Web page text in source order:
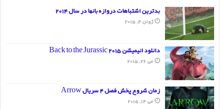
بدترین اشتباهات دروازه بانها در سال 2014
ژوئن 4, 2015
دانلود انیمیشن Back to the Jurassic 2015
می 26, 2015
زمان شروع پخش فصل 4 سریال Arrow
می 14, 2015